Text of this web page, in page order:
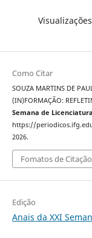
Como Citar
SOUZA MARTINS DE
(IN)FORMAÇÃO:
Semana de Licenciatura
https://
2026.
Fomatos de Citação
Edição
Anais da XXI